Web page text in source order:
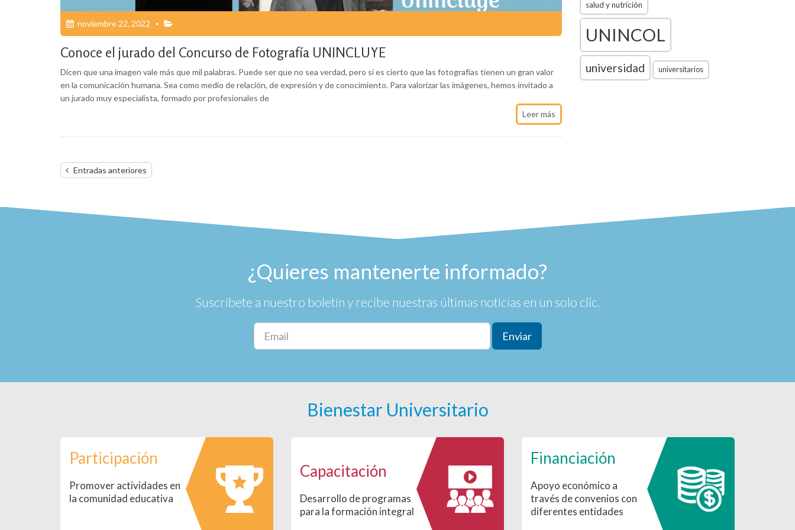
noviembre 22, 2022
Conoce el jurado del Concurso de Fotografía UNINCLUYE
Dicen que una imagen vale más que mil palabras. Puede ser que no sea verdad, pero sí es cierto que las fotografías tienen un gran valor
en la comunicación humana. Sea como medio de relación, de expresión y de conocimiento. Para valorizar las imágenes, hemos invitado a
un jurado muy especialista, formado por profesionales de
Leer más
Navegación
Entradas anteriores
salud y nutrición
UNINCOL
universidad universitarios
¿Quieres mantenerte informado?
Suscríbete a nuestro boletín y recibe nuestras últimas noticias en un solo clic.
Enviar
Bienestar Universitario
Participación
Promover actividades en
la comunidad educativa
Capacitación
Desarrollo de programas
para la formación integral
Financiación
Apoyo económico a
través de convenios con
diferentes entidades